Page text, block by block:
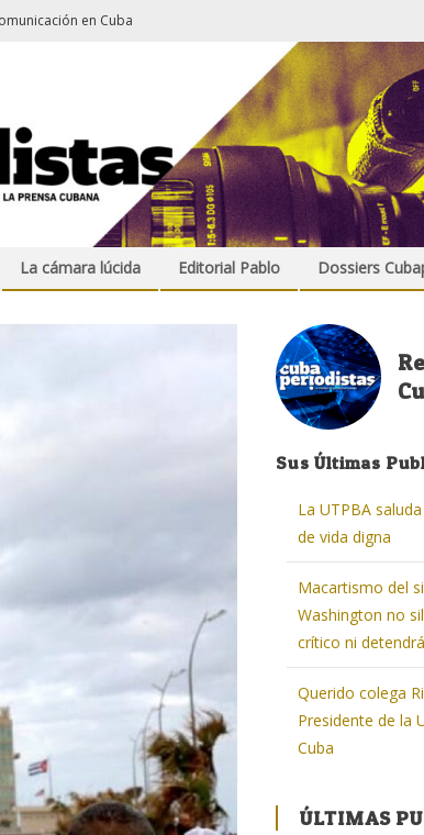
en Cuba
La cámara lúcida Editorial Pablo Dossiers
Sus Últimas
La UTPBA
de vida digna
Macartismo del
Washington no
crítico ni
Querido colega
Presidente de la
Cuba
ÚLTIMAS